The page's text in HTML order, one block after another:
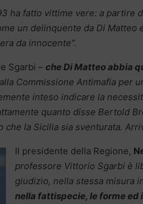
ha fatto vittime vere: a partire
un delinquente da Di Matteo
da innocente”.
Sgarbi – che Di Matteo abbia
Commissione Antimafia per
inteso indicare la
quanto disse Bertold
che la Sicilia sia sventurata.
Il presidente della Regione,
professore Vittorio Sgarbi è
giudizio, nella stessa misura
nella fattispecie, le forme ed